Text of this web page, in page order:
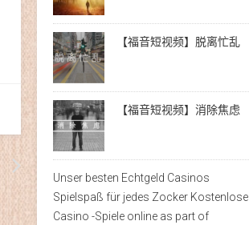
【福音短视频】脱离忙乱
【福音短视频】消除焦虑
Unser besten Echtgeld Casinos
Spielspaß für jedes Zocker Kostenlose
Casino -Spiele online as part of